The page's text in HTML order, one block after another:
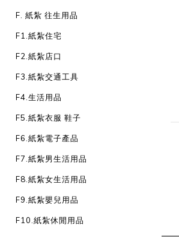
F. 紙紮 往生用品
F1.紙紮住宅
F2.紙紮店口
F3.紙紮交通工具
F4.生活用品
F5.紙紮衣服 鞋子
F6.紙紮電子產品
F7.紙紮男生活用品
F8.紙紮女生活用品
F9.紙紮嬰兒用品
F10.紙紮休閒用品